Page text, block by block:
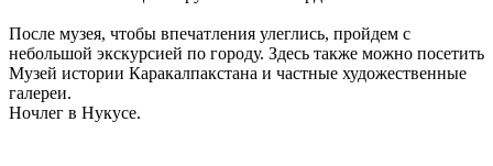
После музея, чтобы впечатления улеглись, пройдем с
небольшой экскурсией по городу. Здесь также можно посетить
Музей истории Каракалпакстана и частные художественные
галереи.
Ночлег в Нукусе.